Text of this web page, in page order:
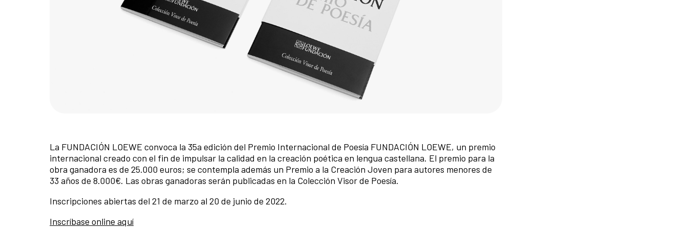
La FUNDACIÓN LOEWE convoca la 35a edición del Premio Internacional de Poesía FUNDACIÓN LOEWE, un premio
internacional creado con el fin de impulsar la calidad en la creación poética en lengua castellana. El premio para la
obra ganadora es de 25.000 euros; se contempla además un Premio a la Creación Joven para autores menores de
33 años de 8.000€. Las obras ganadoras serán publicadas en la Colección Visor de Poesía.
Inscripciones abiertas del 21 de marzo al 20 de junio de 2022.
Inscríbase online aquí